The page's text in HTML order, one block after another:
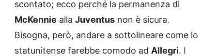
scontato; ecco perché la permanenza di
McKennie alla Juventus non è sicura.
Bisogna, però, andare a sottolineare come lo
statunitense farebbe comodo ad Allegri. I